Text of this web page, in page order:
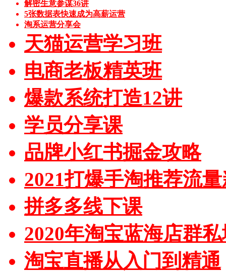
解密生意参谋36讲
5张数据表快速成为高薪运营
淘系运营分享会
天猫运营学习班
电商老板精英班
爆款系统打造12讲
学员分享课
品牌小红书掘金攻略
2021打爆手淘推荐流
拼多多线下课
2020年淘宝蓝海店群
淘宝直播从入门到精通